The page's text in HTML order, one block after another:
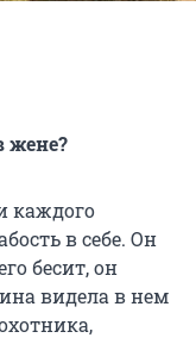
жене?
каждого
в себе. Он
бесит, он
видела в нем